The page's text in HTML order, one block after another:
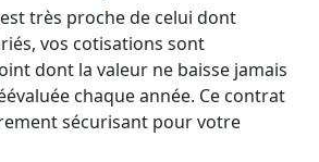
très proche de celui dont
vos cotisations sont
dont la valeur ne baisse jamais
chaque année. Ce contrat
sécurisant pour votre